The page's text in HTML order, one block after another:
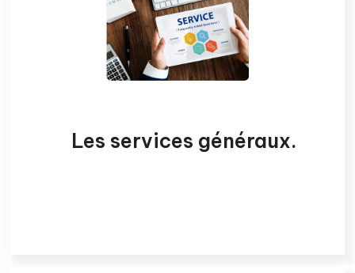
Les services généraux.